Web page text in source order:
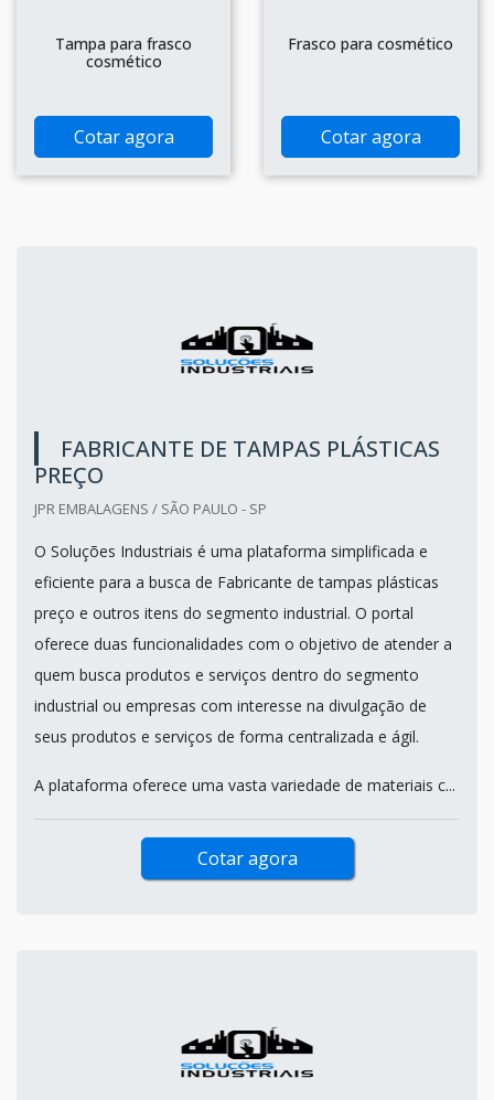
Tampa para frasco
cosmético
Cotar agora
Frasco para cosmético
Cotar agora
FABRICANTE DE TAMPAS PLÁSTICAS
PREÇO
JPR EMBALAGENS / SÃO PAULO - SP
O Soluções Industriais é uma plataforma simplificada e
eficiente para a busca de Fabricante de tampas plásticas
preço e outros itens do segmento industrial. O portal
oferece duas funcionalidades com o objetivo de atender a
quem busca produtos e serviços dentro do segmento
industrial ou empresas com interesse na divulgação de
seus produtos e serviços de forma centralizada e ágil.
A plataforma oferece uma vasta variedade de materiais c...
Cotar agora